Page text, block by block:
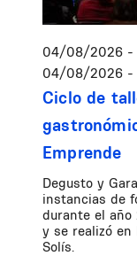
04/08/2026 -
04/08/2026 -
Ciclo de
Emprende
Degusto y
instancias de
durante el
y se realizó
Solís.